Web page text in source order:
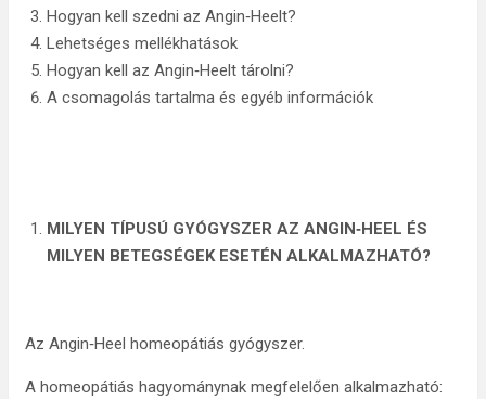
Hogyan kell szedni az Angin‑Heelt?
Lehetséges mellékhatások
Hogyan kell az Angin‑Heelt tárolni?
A csomagolás tartalma és egyéb információk
MILYEN TÍPUSÚ GYÓGYSZER AZ ANGIN‑HEEL ÉS
MILYEN BETEGSÉGEK ESETÉN ALKALMAZHATÓ?
Az Angin‑Heel homeopátiás gyógyszer.
A homeopátiás hagyománynak megfelelően alkalmazható: